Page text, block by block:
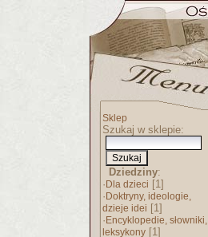
Sklep
Szukaj w sklepie:
Dziedziny:
· Dla dzieci [1]
· Doktryny, ideologie,
dzieje idei [1]
· Encyklopedie, słowniki,
leksykony [1]